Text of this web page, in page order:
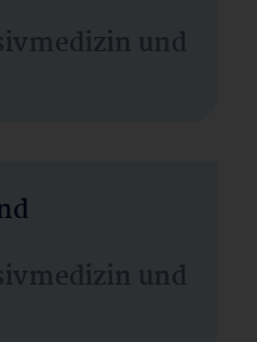
und
und